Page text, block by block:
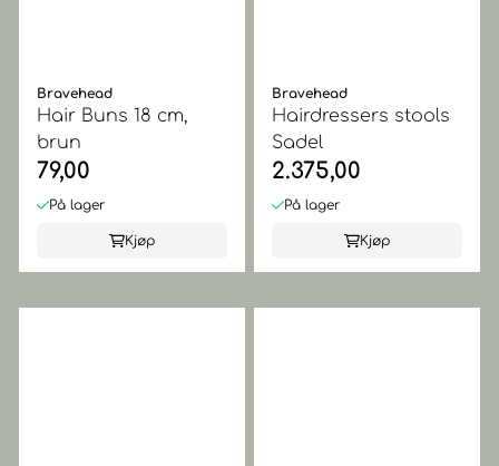
Bravehead
Hair Buns 18 cm,
brun
79,00
På lager
Kjøp
Bravehead
Hairdressers stools
Sadel
2.375,00
På lager
Kjøp